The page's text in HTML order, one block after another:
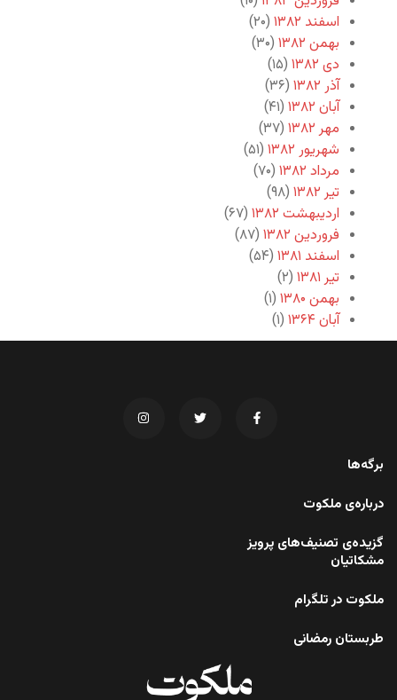
اسفند ۱۳۸۲
(۲۰)
بهمن ۱۳۸۲
(۳۰)
دی ۱۳۸۲
(۱۵)
آذر ۱۳۸۲
(۳۶)
آبان ۱۳۸۲
(۴۱)
مهر ۱۳۸۲
(۳۷)
شهریور ۱۳۸۲
(۵۱)
مرداد ۱۳۸۲
(۷۰)
تیر ۱۳۸۲
(۹۸)
اردیبهشت ۱۳۸۲
(۶۷)
فروردین ۱۳۸۲
(۸۷)
اسفند ۱۳۸۱
(۵۴)
تیر ۱۳۸۱
(۲)
بهمن ۱۳۸۰
(۱)
آبان ۱۳۶۴
(۱)
برگه‌ها
درباره‌ی ملکوت
گزیده‌ی تصنیف‌های پرویز
مشکاتیان
ملکوت در تلگرام
طربستان رمضانی